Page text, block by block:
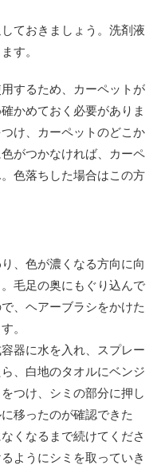
ておきましょう。洗剤液
す。
するため、カーペットが
かめておく必要がありま
け、カーペットのどこか
がつかなければ、カーペ
色落ちした場合はこの方
、色が濃くなる方向に向
毛足の奥にもぐり込んで
、ヘアーブラシをかけた
。
器に水を入れ、スプレー
、白地のタオルにベンジ
つけ、シミの部分に押し
移ったのが確認できた
くなるまで続けてくださ
ようにシミを取っていき